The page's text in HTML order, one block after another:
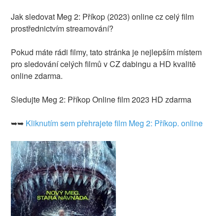
Jak sledovat Meg 2: Příkop (2023) online cz celý film
prostřednictvím streamování?
Pokud máte rádi filmy, tato stránka je nejlepším místem
pro sledování celých filmů v CZ dabingu a HD kvalitě
online zdarma.
Sledujte Meg 2: Příkop Online film 2023 HD zdarma
➥➥ Kliknutím sem přehrajete film Meg 2: Příkop. online